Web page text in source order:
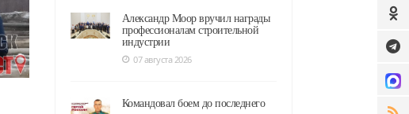
Александр Моор вручил награды
профессионалам строительной
индустрии
07 августа 2026
Командовал боем до последнего